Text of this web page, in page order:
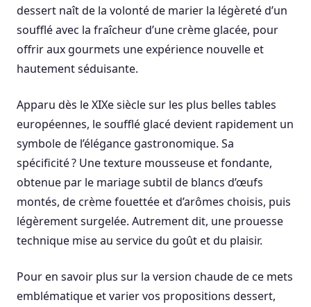
dessert naît de la volonté de marier la légèreté d’un
soufflé avec la fraîcheur d’une crème glacée, pour
offrir aux gourmets une expérience nouvelle et
hautement séduisante.
Apparu dès le XIXe siècle sur les plus belles tables
européennes, le soufflé glacé devient rapidement un
symbole de l’élégance gastronomique. Sa
spécificité ? Une texture mousseuse et fondante,
obtenue par le mariage subtil de blancs d’œufs
montés, de crème fouettée et d’arômes choisis, puis
légèrement surgelée. Autrement dit, une prouesse
technique mise au service du goût et du plaisir.
Pour en savoir plus sur la version chaude de ce mets
emblématique et varier vos propositions dessert,